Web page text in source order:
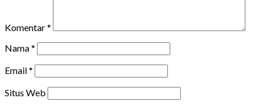
Komentar*
Nama*
Email*
Situs Web